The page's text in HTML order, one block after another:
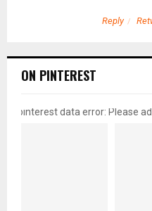
Reply
ON PINTEREST
pinterest data error: Please